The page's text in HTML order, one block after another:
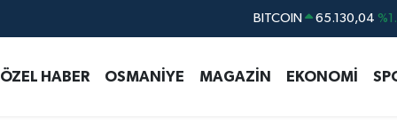
DOLAR 47,7106
ÖZEL HABER OSMANİYE MAGAZİN EKONOMİ